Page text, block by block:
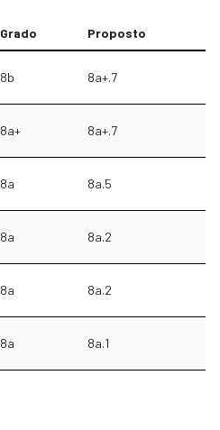
Grado Proposto
8b 8a+.7
8a+ 8a+.7
8a 8a.5
8a 8a.2
8a 8a.2
8a 8a.1